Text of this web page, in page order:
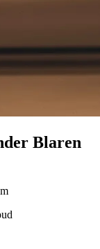
Blaren